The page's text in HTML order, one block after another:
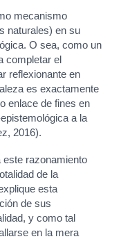
mecanismo
naturales) en su
O sea, como un
completar el
reflexionante en
es exactamente
enlace de fines en
a la
2016).
este razonamiento
de la
esta
de sus
y como tal
en la mera